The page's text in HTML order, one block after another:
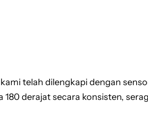
telah dilengkapi dengan
derajat secara konsisten,